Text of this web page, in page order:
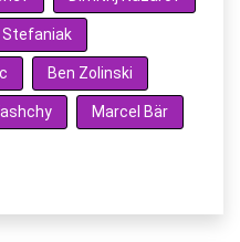
Stefaniak
Ben Zolinski
Marcel Bär